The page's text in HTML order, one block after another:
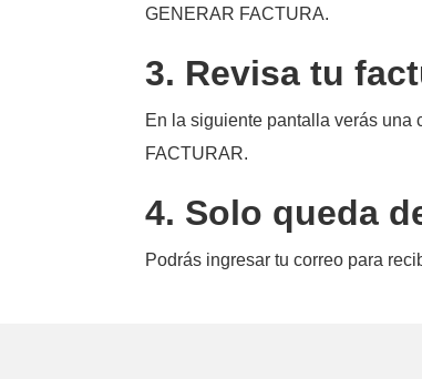
GENERAR FACTURA.
3. Revisa tu
En la siguiente pantalla verás una
FACTURAR.
4. Solo queda
Podrás ingresar tu correo para